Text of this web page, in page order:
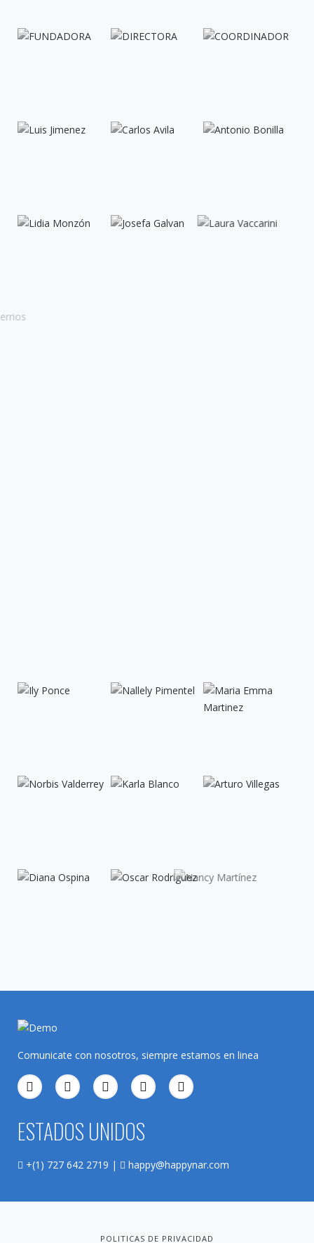
Comunicate con nosotros, siempre estamos en linea
ESTADOS UNIDOS
+(1) 727 642 2719 | happy@happynar.com
POLITICAS DE PRIVACIDAD